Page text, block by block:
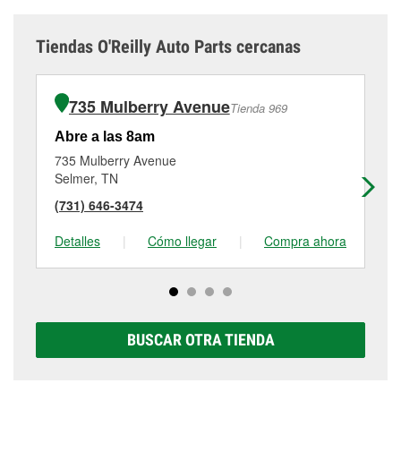
Tiendas O'Reilly Auto Parts cercanas
735 Mulberry AvenueTienda 969
Abre a las 8am
735 Mulberry Avenue
Selmer, TN
(731) 646-3474
Detalles
| Cómo llegar | Compra ahora
BUSCAR OTRA TIENDA